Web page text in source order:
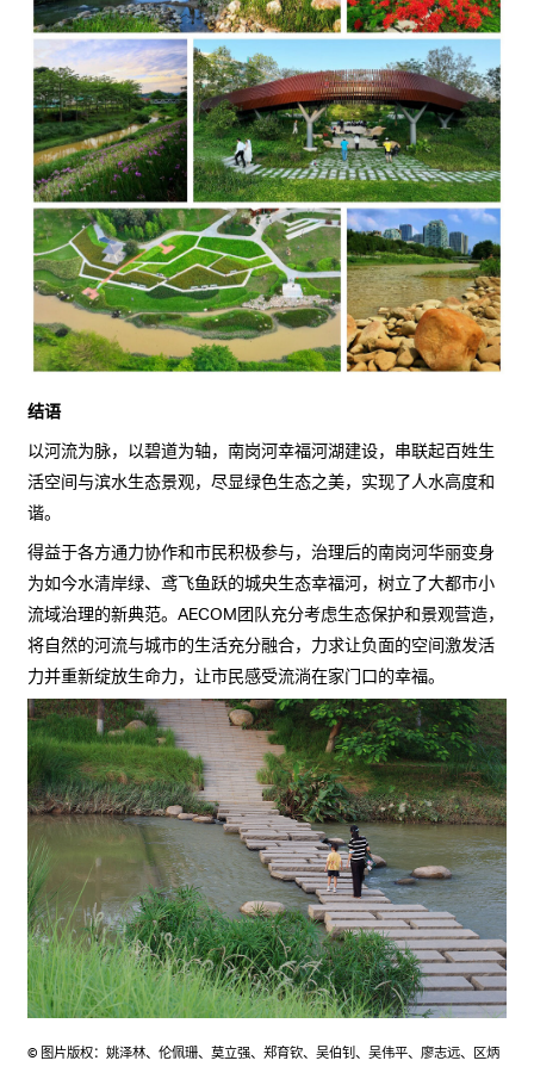
结语
以河流为脉，以碧道为轴，南岗河幸福河湖建设，串联起百姓生
活空间与滨水生态景观，尽显绿色生态之美，实现了人水高度和
谐。
得益于各方通力协作和市民积极参与，治理后的南岗河华丽变身
为如今水清岸绿、鸢飞鱼跃的城央生态幸福河，树立了大都市小
流域治理的新典范。AECOM团队充分考虑生态保护和景观营造，
将自然的河流与城市的生活充分融合，力求让负面的空间激发活
力并重新绽放生命力，让市民感受流淌在家门口的幸福。
© 图片版权：姚泽林、伦佩珊、莫立强、郑育钦、吴伯钊、吴伟平、廖志远、区炳